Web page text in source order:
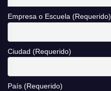
Empresa o Escuela (Requerido)
Ciudad (Requerido)
País (Requerido)